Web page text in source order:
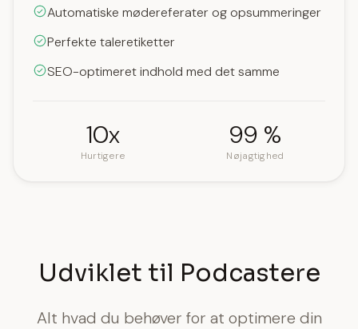
Automatiske mødereferater og opsummeringer
Perfekte taleretiketter
SEO-optimeret indhold med det samme
10x
Hurtigere
99 %
Nøjagtighed
Udviklet til Podcastere
Alt hvad du behøver for at optimere din